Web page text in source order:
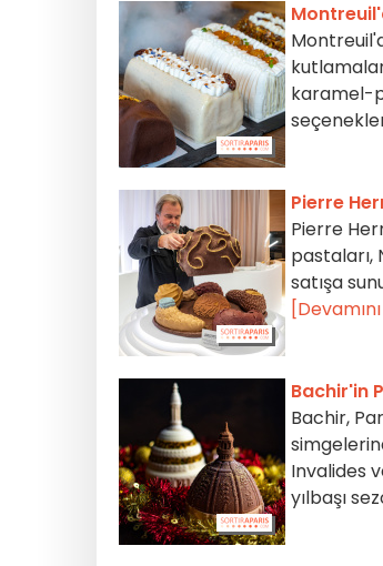
karamel-
Pierre
Pierre
pastaları,
satışa
Bachir'in
Bachir,
Invalides
yılbaşı